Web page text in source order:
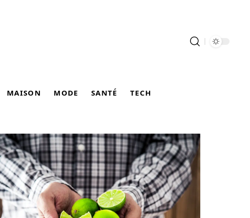
MAISON MODE SANTÉ TECH